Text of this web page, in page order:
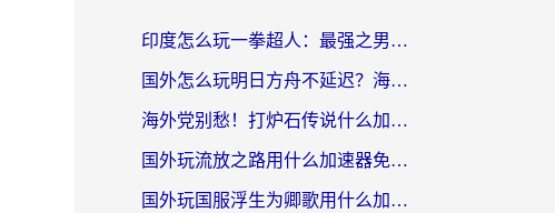
印度怎么玩一拳超人：最强之男？海外党国服游戏加速避坑指南
国外怎么玩明日方舟不延迟？海外玩家国服游戏加速终极指南（附DNF梦幻诛仙解决方案）
海外党别愁！打炉石传说什么加速器好用？3个实用技巧解决国服游戏卡顿
国外玩流放之路用什么加速器免费？海外党亲测有效的国服游戏加速指南
国外玩国服浮生为卿歌用什么加速器比较好？海外党亲测不踩坑指南